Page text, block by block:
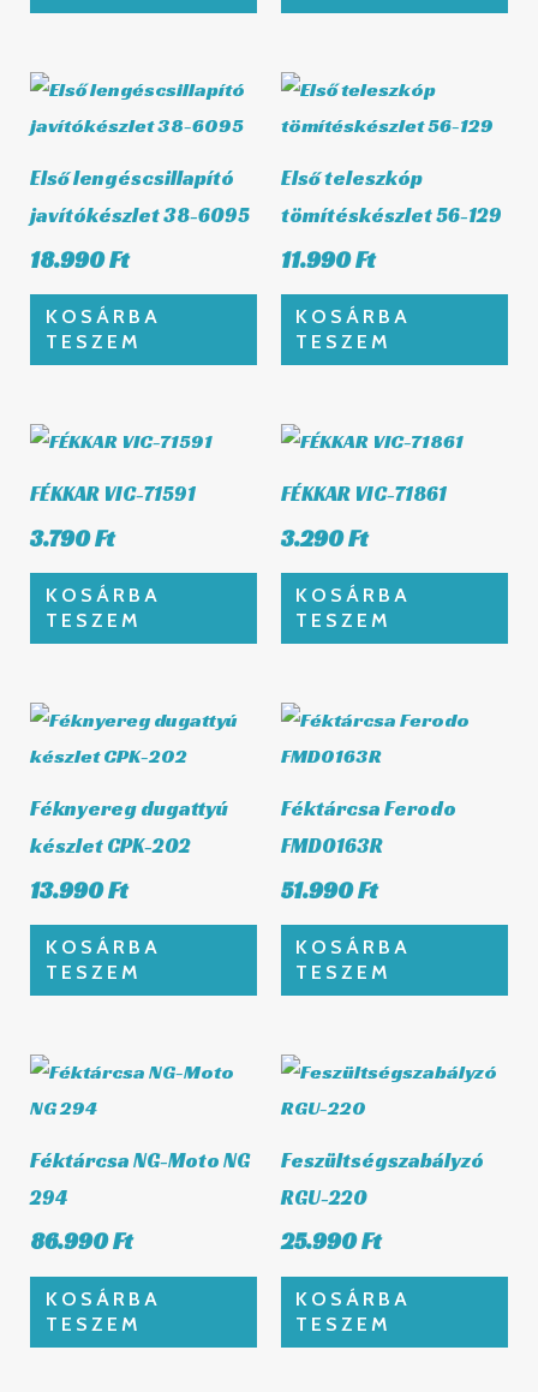
Első lengéscsillapító
javítókészlet 38-6095
18.990Ft
KOSÁRBA
TESZEM
Első teleszkóp
tömítéskészlet 56-129
11.990Ft
KOSÁRBA
TESZEM
FÉKKAR VIC-71591
3.790Ft
KOSÁRBA
TESZEM
FÉKKAR VIC-71861
3.290Ft
KOSÁRBA
TESZEM
Féknyereg dugattyú
készlet CPK-202
13.990Ft
KOSÁRBA
TESZEM
Féktárcsa Ferodo
FMD0163R
51.990Ft
KOSÁRBA
TESZEM
Féktárcsa NG-Moto NG
294
86.990Ft
KOSÁRBA
TESZEM
Feszültségszabályzó
RGU-220
25.990Ft
KOSÁRBA
TESZEM